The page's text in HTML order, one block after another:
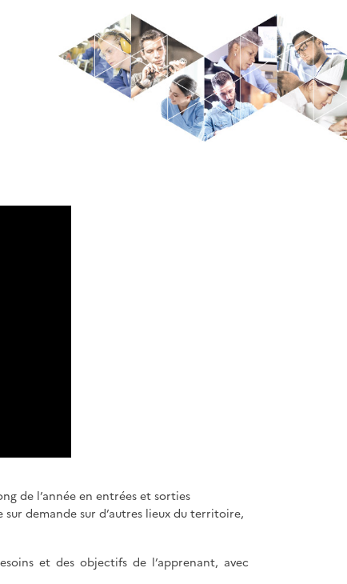
de l’année en entrées et sorties
demande sur d’autres lieux du territoire,
et des objectifs de l’apprenant, avec